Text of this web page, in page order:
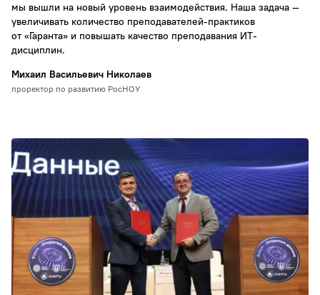
мы вышли на новый уровень взаимодействия. Наша задача —
увеличивать количество преподавателей-практиков
от «Гаранта» и повышать качество преподавания ИТ-
дисциплин.
Михаил Васильевич Николаев
проректор по развитию РосНОУ